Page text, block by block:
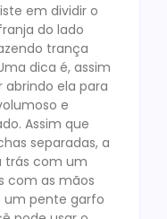
em dividir o
do lado
trança
dica é, assim
abrindo ela para
e
Assim que
separadas, a
trás com um
com as mãos
um pente garfo